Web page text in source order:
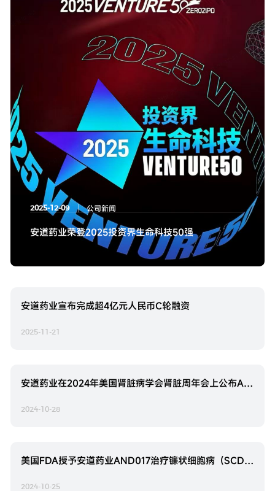
2025-12-09 公司新闻
安道药业荣登2025投资界生命科技50强
安道药业宣布完成超4亿元人民币C轮融资
2025-11-21
安道药业在2024年美国肾脏病学会肾脏周年会上公布AND017治疗慢性肾脏病相关贫血的两项II期与两项I期临床试验积极结果
2024-10-28
美国FDA授予安道药业AND017治疗镰状细胞病（SCD）孤儿药资格认定
2024-10-25